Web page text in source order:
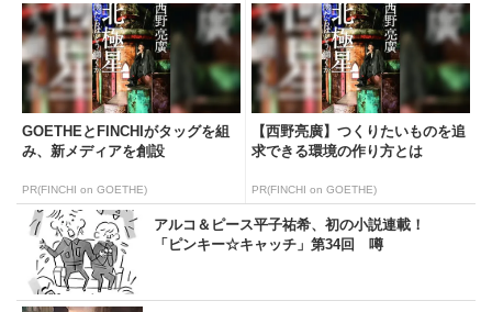
GOETHEとFINCHIがタッグを組
み、新メディアを創設
PR(FINCHI on GOETHE)
【西野亮廣】つくりたいものを追
求できる環境の作り方とは
PR(FINCHI on GOETHE)
アルコ＆ピース平子祐希、初の小説連載！
「ピンキー☆キャッチ」第34回 噂